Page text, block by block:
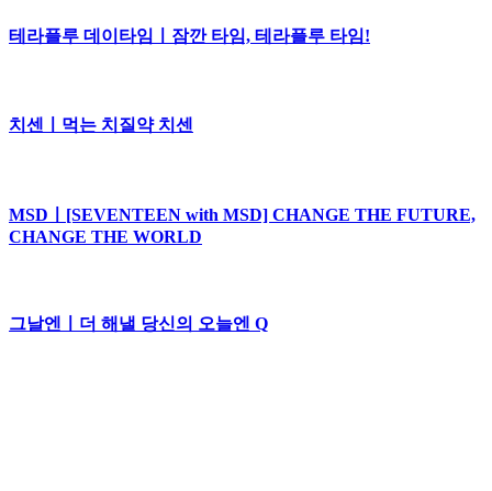
테라플루 데이타임ㅣ잠깐 타임, 테라플루 타임!
치센ㅣ먹는 치질약 치센
MSDㅣ[SEVENTEEN with MSD] CHANGE THE FUTURE,
CHANGE THE WORLD
그날엔ㅣ더 해낼 당신의 오늘엔 Q